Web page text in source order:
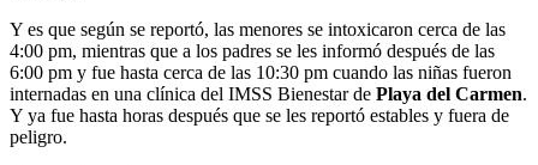
Y es que según se reportó, las menores se intoxicaron cerca de las
4:00 pm, mientras que a los padres se les informó después de las
6:00 pm y fue hasta cerca de las 10:30 pm cuando las niñas fueron
internadas en una clínica del IMSS Bienestar de Playa del Carmen.
Y ya fue hasta horas después que se les reportó estables y fuera de
peligro.